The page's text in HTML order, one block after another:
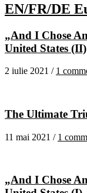
EN/FR/DE
„And I Chose
United States (II)
2 iulie 2021 / 1
The Ultimate
11 mai 2021 / 1
„And I Chose